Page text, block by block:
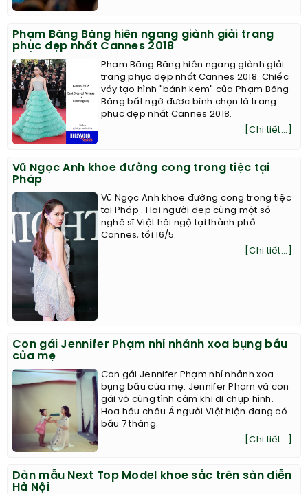
Phạm Băng Băng hiên ngang giành giải trang
phục đẹp nhất Cannes 2018
Phạm Băng Băng hiên ngang giành giải
trang phục đẹp nhất Cannes 2018. Chiếc
váy tạo hình "bánh kem" của Phạm Băng
Băng bất ngờ được bình chọn là trang
phục đẹp nhất Cannes 2018.
[Chi tiết...]
Vũ Ngọc Anh khoe đường cong trong tiệc tại
Pháp
Vũ Ngọc Anh khoe đường cong trong tiệc
tại Pháp . Hai người đẹp cùng một số
nghệ sĩ Việt hội ngộ tại thành phố
Cannes, tối 16/5.
[Chi tiết...]
Con gái Jennifer Phạm nhí nhảnh xoa bụng bầu
của mẹ
Con gái Jennifer Phạm nhí nhảnh xoa
bụng bầu của mẹ. Jennifer Phạm và con
gái vô cùng tình cảm khi đi chụp hình.
Hoa hậu châu Á người Việt hiện đang có
bầu 7 tháng.
[Chi tiết...]
Dàn mẫu Next Top Model khoe sắc trên sàn diễn
Hà Nội